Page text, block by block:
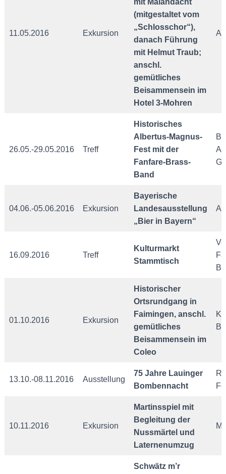
11.05.2016 Exkursion
mit Maiandacht
(mitgestaltet vom
„Schlosschor“),
danach Führung
mit Helmut Traub;
anschl.
gemütliches
Beisammensein im
Hotel 3-Mohren
26.05.-29.05.2016 Treff
Historisches
Albertus-Magnus-
Fest mit der
Fanfare-Brass-
Band
04.06.-05.06.2016 Exkursion
Bayerische
Landesausstellung
„Bier in Bayern“
16.09.2016 Treff
Kulturmarkt
Stammtisch
01.10.2016 Exkursion
Historischer
Ortsrundgang in
Faimingen, anschl.
gemütliches
Beisammensein im
Coleo
13.10.-08.11.2016 Ausstellung
75 Jahre Lauinger
Bombennacht
10.11.2016 Exkursion
Martinsspiel mit
Begleitung der
Nussmärtel und
Laternenumzug
Schwätz m’r